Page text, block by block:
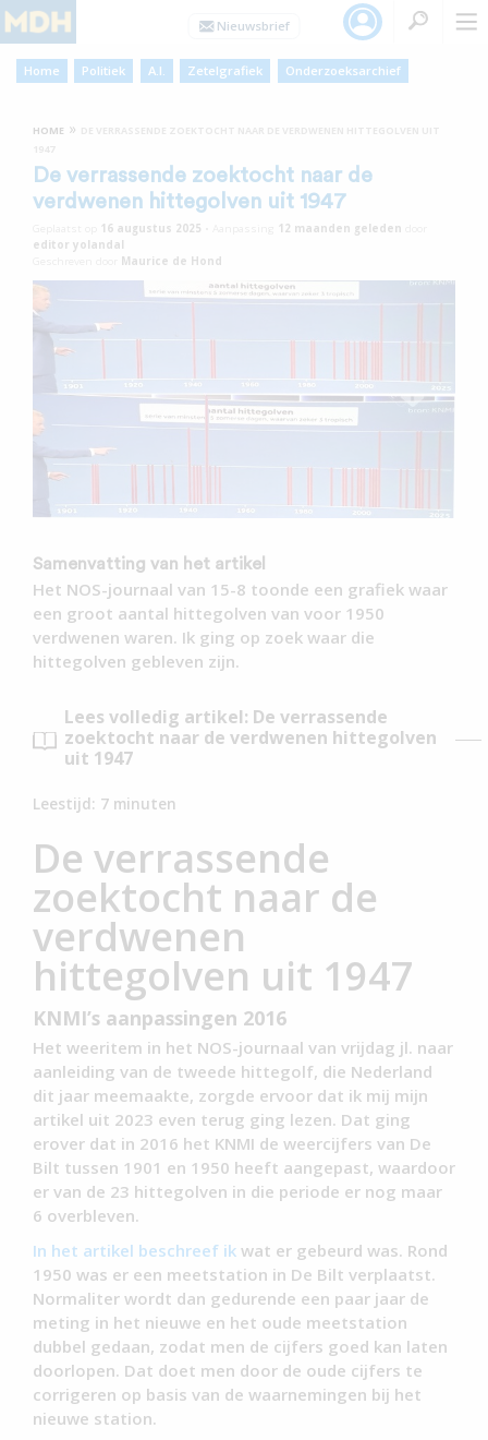
Home Politiek A.I. Zetelgrafiek Onderzoeksarchief
HOME »
De verrassende zoektocht naar de
verdwenen hittegolven uit 1947
16 augustus 2025 12 maanden geleden
editor yolandal
Maurice de Hond
Samenvatting van het artikel
Het NOS-journaal van 15-8 toonde een grafiek waar
een groot aantal hittegolven van voor 1950
verdwenen waren. Ik ging op zoek waar die
hittegolven gebleven zijn.
Lees volledig artikel: De verrassende
zoektocht naar de verdwenen hittegolven
uit 1947
Leestijd: 7 minuten
De verrassende
zoektocht naar de
verdwenen
hittegolven uit 1947
KNMI’s aanpassingen 2016
Het weeritem in het NOS-journaal van vrijdag jl. naar
aanleiding van de tweede hittegolf, die Nederland
dit jaar meemaakte, zorgde ervoor dat ik mij mijn
artikel uit 2023 even terug ging lezen. Dat ging
erover dat in 2016 het KNMI de weercijfers van De
Bilt tussen 1901 en 1950 heeft aangepast, waardoor
er van de 23 hittegolven in die periode er nog maar
6 overbleven.
In het artikel beschreef ik wat er gebeurd was. Rond
1950 was er een meetstation in De Bilt verplaatst.
Normaliter wordt dan gedurende een paar jaar de
meting in het nieuwe en het oude meetstation
dubbel gedaan, zodat men de cijfers goed kan laten
doorlopen. Dat doet men door de oude cijfers te
corrigeren op basis van de waarnemingen bij het
nieuwe station.